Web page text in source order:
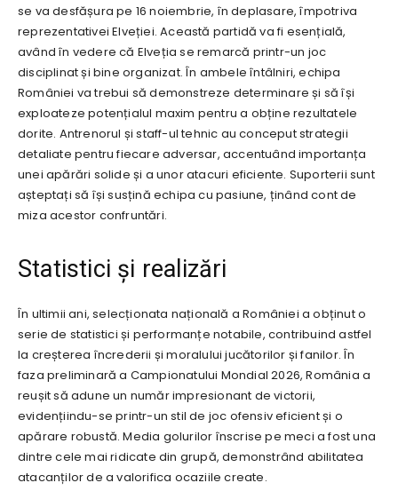
se va desfășura pe 16 noiembrie, în deplasare, împotriva
reprezentativei Elveției. Această partidă va fi esențială,
având în vedere că Elveția se remarcă printr-un joc
disciplinat și bine organizat. În ambele întâlniri, echipa
României va trebui să demonstreze determinare și să își
exploateze potențialul maxim pentru a obține rezultatele
dorite. Antrenorul și staff-ul tehnic au conceput strategii
detaliate pentru fiecare adversar, accentuând importanța
unei apărări solide și a unor atacuri eficiente. Suporterii sunt
așteptați să își susțină echipa cu pasiune, ținând cont de
miza acestor confruntări.
Statistici și realizări
În ultimii ani, selecționata națională a României a obținut o
serie de statistici și performanțe notabile, contribuind astfel
la creșterea încrederii și moralului jucătorilor și fanilor. În
faza preliminară a Campionatului Mondial 2026, România a
reușit să adune un număr impresionant de victorii,
evidențiindu-se printr-un stil de joc ofensiv eficient și o
apărare robustă. Media golurilor înscrise pe meci a fost una
dintre cele mai ridicate din grupă, demonstrând abilitatea
atacanților de a valorifica ocaziile create.